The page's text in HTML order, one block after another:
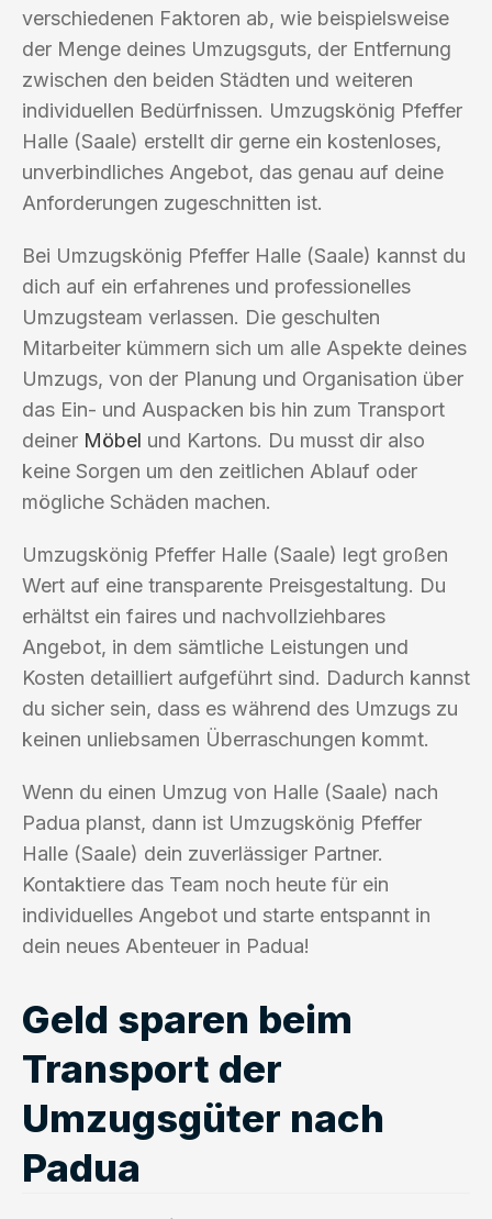
verschiedenen Faktoren ab, wie beispielsweise
der Menge deines Umzugsguts, der Entfernung
zwischen den beiden Städten und weiteren
individuellen Bedürfnissen. Umzugskönig Pfeffer
Halle (Saale) erstellt dir gerne ein kostenloses,
unverbindliches Angebot, das genau auf deine
Anforderungen zugeschnitten ist.
Bei Umzugskönig Pfeffer Halle (Saale) kannst du
dich auf ein erfahrenes und professionelles
Umzugsteam verlassen. Die geschulten
Mitarbeiter kümmern sich um alle Aspekte deines
Umzugs, von der Planung und Organisation über
das Ein- und Auspacken bis hin zum Transport
deiner Möbel und Kartons. Du musst dir also
keine Sorgen um den zeitlichen Ablauf oder
mögliche Schäden machen.
Umzugskönig Pfeffer Halle (Saale) legt großen
Wert auf eine transparente Preisgestaltung. Du
erhältst ein faires und nachvollziehbares
Angebot, in dem sämtliche Leistungen und
Kosten detailliert aufgeführt sind. Dadurch kannst
du sicher sein, dass es während des Umzugs zu
keinen unliebsamen Überraschungen kommt.
Wenn du einen Umzug von Halle (Saale) nach
Padua planst, dann ist Umzugskönig Pfeffer
Halle (Saale) dein zuverlässiger Partner.
Kontaktiere das Team noch heute für ein
individuelles Angebot und starte entspannt in
dein neues Abenteuer in Padua!
Geld sparen beim
Transport der
Umzugsgüter nach
Padua